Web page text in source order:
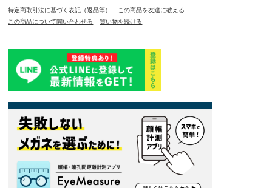
特定商取引法に基づく表記（返品等）
この商品を友達に教える
この商品について問い合わせる
買い物を続ける